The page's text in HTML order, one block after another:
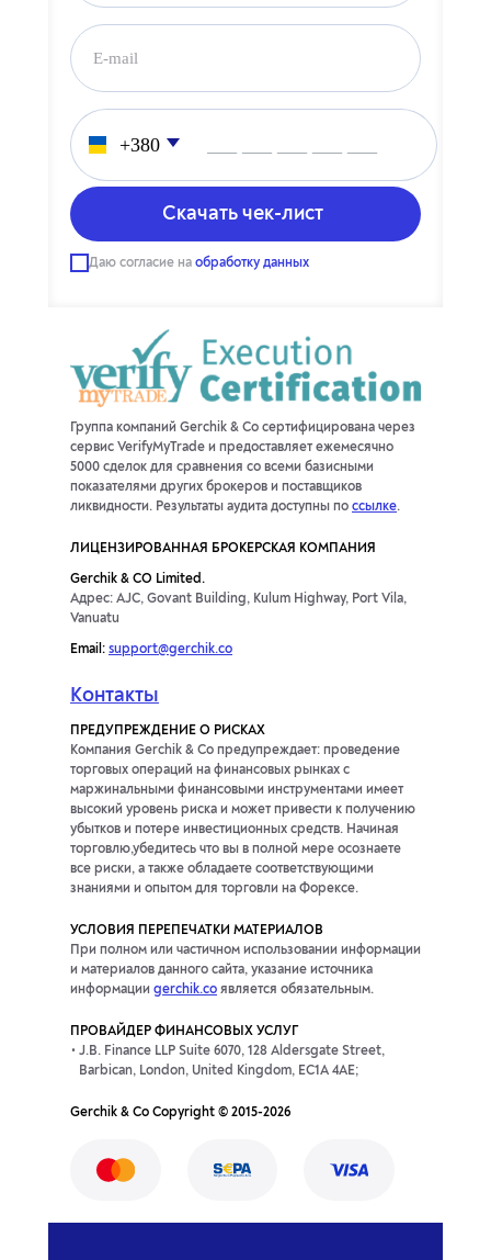
Даю согласие на обработку данных
Группа компаний Gerchik & Co сертифицирована через
сервис VerifyMyTrade и предоставляет ежемесячно
5000 сделок для сравнения со всеми базисными
показателями других брокеров и поставщиков
ликвидности. Результаты аудита доступны по ссылке.
ЛИЦЕНЗИРОВАННАЯ БРОКЕРСКАЯ КОМПАНИЯ
Gerchik & CO Limited.
Адрес: AJC, Govant Building, Kulum Highway, Port Vila,
Vanuatu
Email: support@gerchik.co
Контакты
ПРЕДУПРЕЖДЕНИЕ О РИСКАХ
Компания Gerchik & Co предупреждает: проведение
торговых операций на финансовых рынках с
маржинальными финансовыми инструментами имеет
высокий уровень риска и может привести к получению
убытков и потере инвестиционных средств. Начиная
торговлю,убедитесь что вы в полной мере осознаете
все риски, а также обладаете соответствующими
знаниями и опытом для торговли на Форексе.
УСЛОВИЯ ПЕРЕПЕЧАТКИ МАТЕРИАЛОВ
При полном или частичном использовании информации
и материалов данного сайта, указание источника
информации gerchik.co является обязательным.
ПРОВАЙДЕР ФИНАНСОВЫХ УСЛУГ
J.B. Finance LLP Suite 6070, 128 Aldersgate Street,
Barbican, London, United Kingdom, EC1A 4AE;
Gerchik & Co Copyright © 2015-2026